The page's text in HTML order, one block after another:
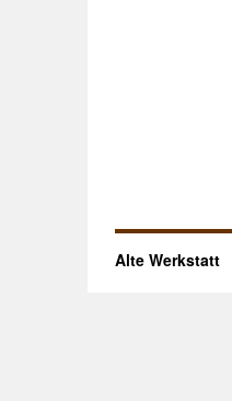
Alte Werkstatt